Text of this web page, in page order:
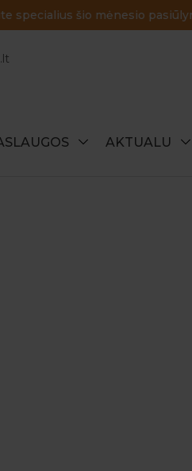
šio mėnesio pasiūlymus!
AKTUALU